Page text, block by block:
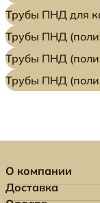
Трубы ПНД для
Трубы ПНД
Трубы ПНД
Трубы ПНД
О компании
Доставка